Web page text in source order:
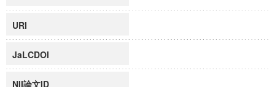
URI
JaLCDOI
NII論文ID